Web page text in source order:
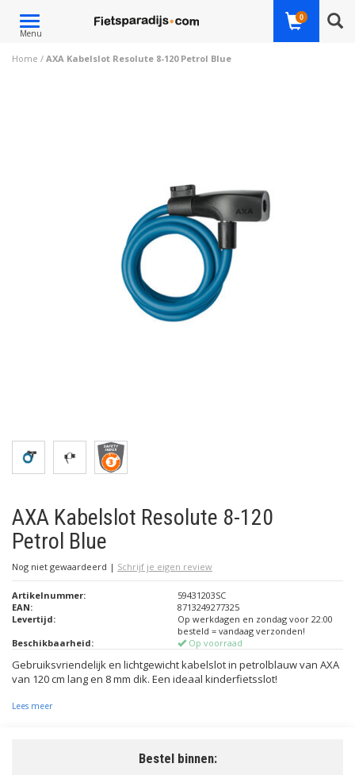
Toggle
navigation
Menu
0
Home / AXA Kabelslot Resolute 8-120 Petrol Blue
AXA Kabelslot Resolute 8-120
Petrol Blue
Nog niet gewaardeerd | Schrijf je eigen review
Artikelnummer:
59431203SC
EAN:
8713249277325
Levertijd:
Op werkdagen en zondag voor 22:00
besteld = vandaag verzonden!
Beschikbaarheid:
Op voorraad
Gebruiksvriendelijk en lichtgewicht kabelslot in petrolblauw van AXA
van 120 cm lang en 8 mm dik. Een ideaal kinderfietsslot!
Lees meer
Bestel binnen: